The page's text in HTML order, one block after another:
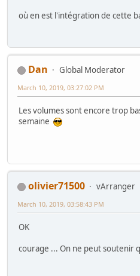
où en est l'intégration de cette
Dan
Global Moderator
March 10, 2019, 03:27:02 PM
Les volumes sont encore trop
semaine
olivier71500
vArranger
March 10, 2019, 03:58:43 PM
OK
courage ... On ne peut soutenir